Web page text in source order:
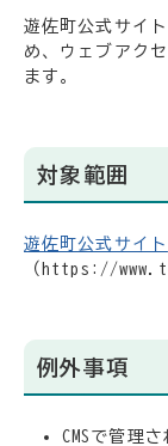
遊佐町公式サイ
め、ウェブアク
ます。
対象範囲
遊佐町公式サイト
（https://
例外事項
CMSで管理